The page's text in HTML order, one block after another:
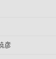
彦